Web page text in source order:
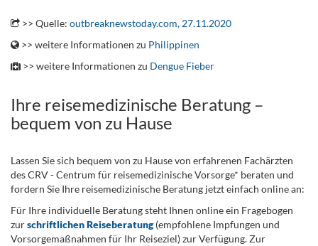
>> Quelle: outbreaknewstoday.com, 27.11.2020
>> weitere Informationen zu Philippinen
>> weitere Informationen zu Dengue Fieber
Ihre reisemedizinische Beratung –
bequem von zu Hause
Lassen Sie sich bequem von zu Hause von erfahrenen Fachärzten
des CRV - Centrum für reisemedizinische Vorsorge* beraten und
fordern Sie Ihre reisemedizinische Beratung jetzt einfach online an:
Für Ihre individuelle Beratung steht Ihnen online ein Fragebogen
zurschriftlichen Reiseberatung(empfohlene Impfungen und
Vorsorgemaßnahmen für Ihr Reiseziel) zur Verfügung. Zur